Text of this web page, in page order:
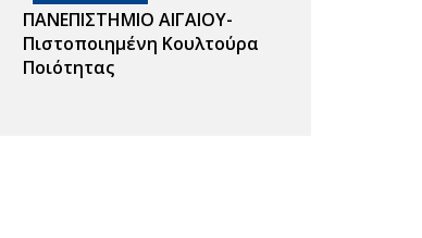
ΠΑΝΕΠΙΣΤΗΜΙΟ ΑΙΓΑΙΟΥ-
Πιστοποιημένη Κουλτούρα
Ποιότητας